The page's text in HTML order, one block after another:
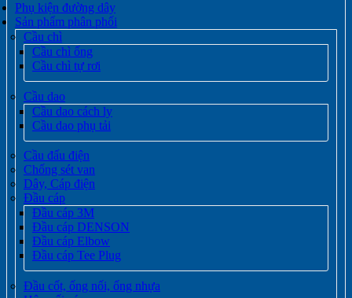
Phụ kiện đường dây
Sản phẩm phân phối
Cầu chì
Cầu chì ống
Cầu chì tự rơi
Cầu dao
Cầu dao cách ly
Cầu dao phụ tải
Cầu đấu điện
Chống sét van
Dây, Cáp điện
Đầu cáp
Đầu cáp 3M
Đầu cáp DENSON
Đầu cáp Elbow
Đầu cáp Tee Plug
Đầu cốt, ống nối, ống nhựa